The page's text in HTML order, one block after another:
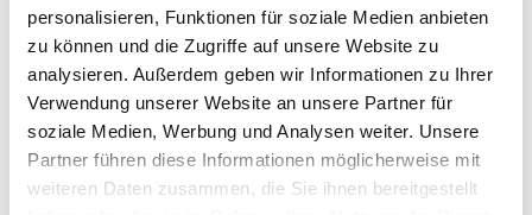
personalisieren, Funktionen für soziale Medien anbieten
zu können und die Zugriffe auf unsere Website zu
analysieren. Außerdem geben wir Informationen zu Ihrer
Verwendung unserer Website an unsere Partner für
soziale Medien, Werbung und Analysen weiter. Unsere
Partner führen diese Informationen möglicherweise mit
weiteren Daten zusammen, die Sie ihnen bereitgestellt
7,25 €
Herzhafte Senfsaaten treffen in diesem Dip auf die
einzigartige Kräuternote des Dills. Abgerundet von einem
Hauch frischer Zitrone schmeckt die Würzmischung